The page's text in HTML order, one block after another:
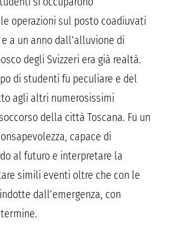
operazioni sul posto coadiuvati
a un anno dall’alluvione di
degli Svizzeri era già realtà.
di studenti fu peculiare e del
agli altri numerosissimi
della città Toscana. Fu un
capace di
al futuro e interpretare la
simili eventi oltre che con le
dall’emergenza, con